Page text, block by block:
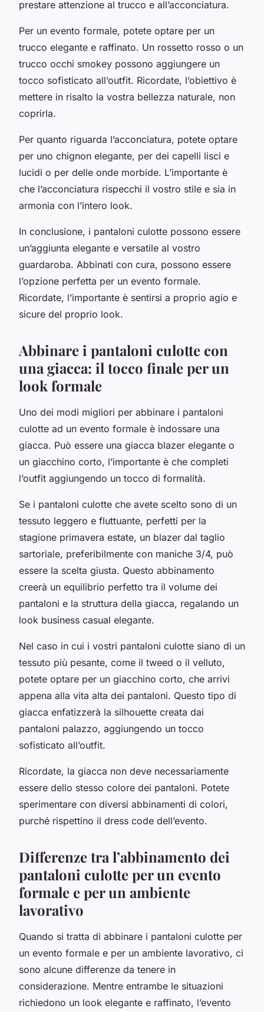
prestare attenzione al trucco e all’acconciatura.
Per un evento formale, potete optare per un
trucco elegante e raffinato. Un rossetto rosso o un
trucco occhi smokey possono aggiungere un
tocco sofisticato all’outfit. Ricordate, l’obiettivo è
mettere in risalto la vostra bellezza naturale, non
coprirla.
Per quanto riguarda l’acconciatura, potete optare
per uno chignon elegante, per dei capelli lisci e
lucidi o per delle onde morbide. L’importante è
che l’acconciatura rispecchi il vostro stile e sia in
armonia con l’intero look.
In conclusione, i pantaloni culotte possono essere
un’aggiunta elegante e versatile al vostro
guardaroba. Abbinati con cura, possono essere
l’opzione perfetta per un evento formale.
Ricordate, l’importante è sentirsi a proprio agio e
sicure del proprio look.
Abbinare i pantaloni culotte con
una giacca: il tocco finale per un
look formale
Uno dei modi migliori per abbinare i pantaloni
culotte ad un evento formale è indossare una
giacca. Può essere una giacca blazer elegante o
un giacchino corto, l’importante è che completi
l’outfit aggiungendo un tocco di formalità.
Se i pantaloni culotte che avete scelto sono di un
tessuto leggero e fluttuante, perfetti per la
stagione primavera estate, un blazer dal taglio
sartoriale, preferibilmente con maniche 3/4, può
essere la scelta giusta. Questo abbinamento
creerà un equilibrio perfetto tra il volume dei
pantaloni e la struttura della giacca, regalando un
look business casual elegante.
Nel caso in cui i vostri pantaloni culotte siano di un
tessuto più pesante, come il tweed o il velluto,
potete optare per un giacchino corto, che arrivi
appena alla vita alta dei pantaloni. Questo tipo di
giacca enfatizzerà la silhouette creata dai
pantaloni palazzo, aggiungendo un tocco
sofisticato all’outfit.
Ricordate, la giacca non deve necessariamente
essere dello stesso colore dei pantaloni. Potete
sperimentare con diversi abbinamenti di colori,
purché rispettino il dress code dell’evento.
Differenze tra l’abbinamento dei
pantaloni culotte per un evento
formale e per un ambiente
lavorativo
Quando si tratta di abbinare i pantaloni culotte per
un evento formale e per un ambiente lavorativo, ci
sono alcune differenze da tenere in
considerazione. Mentre entrambe le situazioni
richiedono un look elegante e raffinato, l’evento